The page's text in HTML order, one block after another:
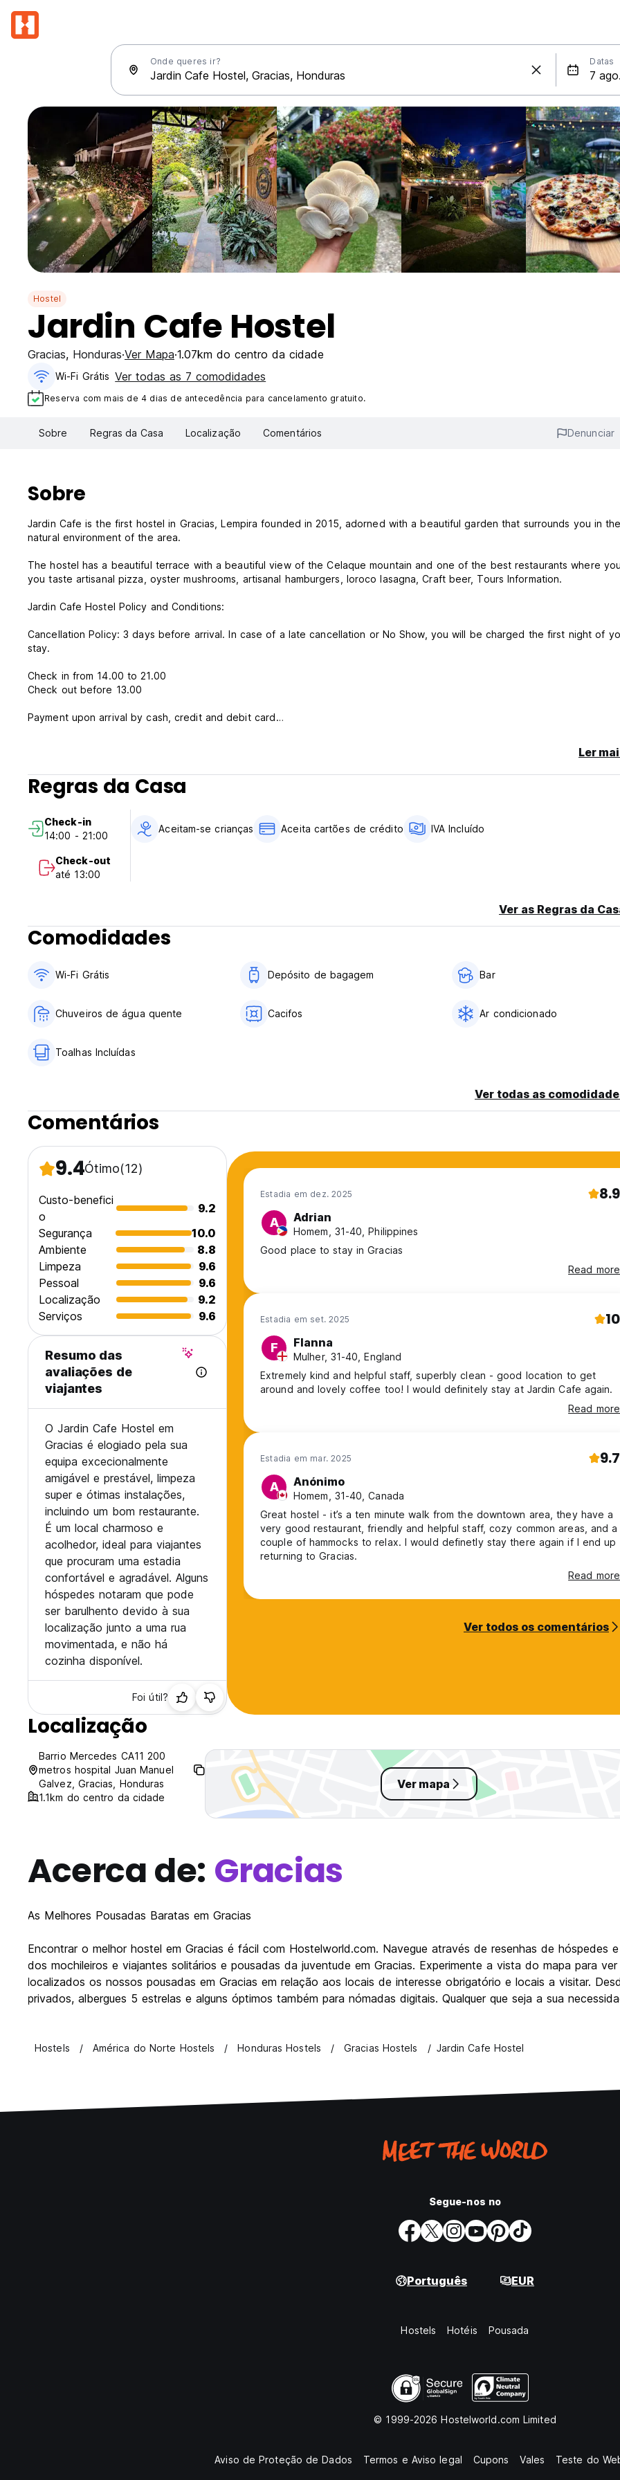
Onde queres ir? Datas
Hostel
Jardin Cafe Hostel
Gracias, Honduras Ver Mapa 1.07km do centro da cidade
Wi-Fi Grátis Ver todas as 7 comodidades
Reserva com mais de 4 dias de antecedência para cancelamento gratuito.
Sobre Regras da Casa Localização Comentários Denunciar
Sobre
Jardin Cafe is the first hostel in Gracias, Lempira founded in 2015, adorned with a beautiful garden that surrounds you in
natural environment of the area.
The hostel has a beautiful terrace with a beautiful view of the Celaque mountain and one of the best restaurants where
you taste artisanal pizza, oyster mushrooms, artisanal hamburgers, loroco lasagna, Craft beer, Tours Information.
Jardin Cafe Hostel Policy and Conditions:
Cancellation Policy: 3 days before arrival. In case of a late cancellation or No Show, you will be charged the first night of
stay.
Check in from 14.00 to 21.00
Check out before 13.00
Payment upon arrival by cash, credit and debit card
Ler
Regras da Casa
Check-in
14:00 - 21:00
Check-out
até 13:00
Aceitam-se crianças Aceita cartões de crédito IVA Incluído
Ver as Regras da
Comodidades
Wi-Fi Grátis Depósito de bagagem Bar
Chuveiros de água quente Cacifos Ar condicionado
Toalhas Incluídas
Ver todas as
Comentários
9.4Ótimo(12)
Custo-benefici
o
9.2
Segurança
10.0
Ambiente
8.8
Limpeza
9.6
Pessoal
9.6
Localização
9.2
Serviços
9.6
Resumo das
avaliações de
viajantes
O Jardin Cafe Hostel em
Gracias é elogiado pela sua
equipa excecionalmente
amigável e prestável, limpeza
super e ótimas instalações,
incluindo um bom restaurante.
É um local charmoso e
acolhedor, ideal para viajantes
que procuram uma estadia
confortável e agradável. Alguns
hóspedes notaram que pode
ser barulhento devido à sua
localização junto a uma rua
movimentada, e não há
cozinha disponível.
Foi útil?
Estadia em dez. 2025 8.9
A Adrian
Homem, 31-40, Philippines
Good place to stay in Gracias
Read more
Estadia em set. 2025 10
F Flanna
Mulher, 31-40, England
Extremely kind and helpful staff, superbly clean - good location to get
around and lovely coffee too! I would definitely stay at Jardin Cafe again.
Read more
Estadia em mar. 2025 9.7
A Anónimo
Homem, 31-40, Canada
Great hostel - it’s a ten minute walk from the downtown area, they have a
very good restaurant, friendly and helpful staff, cozy common areas, and a
couple of hammocks to relax. I would definetly stay there again if I end up
returning to Gracias.
Read more
Ver todos os comentários
Localização
Barrio Mercedes CA11 200
metros hospital Juan Manuel
Galvez, Gracias, Honduras
1.1km do centro da cidade
Ver mapa
Acerca de: Gracias
As Melhores Pousadas Baratas em Gracias
Encontrar o melhor hostel em Gracias é fácil com Hostelworld.com. Navegue através de resenhas de hóspedes
dos mochileiros e viajantes solitários e pousadas da juventude em Gracias. Experimente a vista do mapa para
localizados os nossos pousadas em Gracias em relação aos locais de interesse obrigatório e locais a visitar.
privados, albergues 5 estrelas e alguns óptimos também para nómadas digitais. Qualquer que seja a sua
Hostels América do Norte Hostels Honduras Hostels Gracias Hostels Jardin Cafe Hostel
Segue-nos no
Português EUR
Hostels Hotéis Pousada
© 1999-2026 Hostelworld.com Limited
Aviso de Proteção de Dados Termos e Aviso legal Cupons Vales Teste do